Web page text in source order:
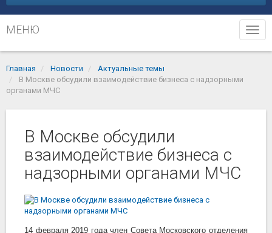
МЕНЮ
Главная Новости
Актуальные темы
В Москве обсудили взаимодействие бизнеса с надзорными
органами МЧС
В Москве обсудили
взаимодействие бизнеса с
надзорными органами МЧС
14 февраля 2019 года член Совета Московского отделения